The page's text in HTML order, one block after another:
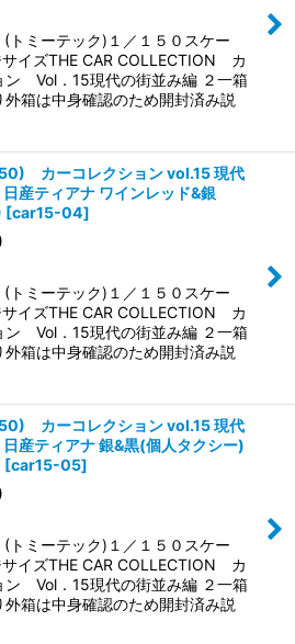
ミーテック)１／１５０スケー
イズTHE CAR COLLECTION カ
ン Vol．15現代の街並み編 ２一箱
外箱は中身確認のため開封済み説
カーコレクション vol.15 現代
産ティアナ ワインレッド&銀
[car15-04]
ミーテック)１／１５０スケー
イズTHE CAR COLLECTION カ
ン Vol．15現代の街並み編 ２一箱
外箱は中身確認のため開封済み説
カーコレクション vol.15 現代
産ティアナ 銀&黒(個人タクシー)
[car15-05]
ミーテック)１／１５０スケー
イズTHE CAR COLLECTION カ
ン Vol．15現代の街並み編 ２一箱
外箱は中身確認のため開封済み説